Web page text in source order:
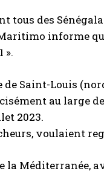
tous des
informe
».
Saint-Louis
au large
2023.
voulaient
la Méditerranée,